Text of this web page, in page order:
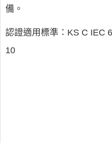
備。
認證適用標準：KS C IEC
10